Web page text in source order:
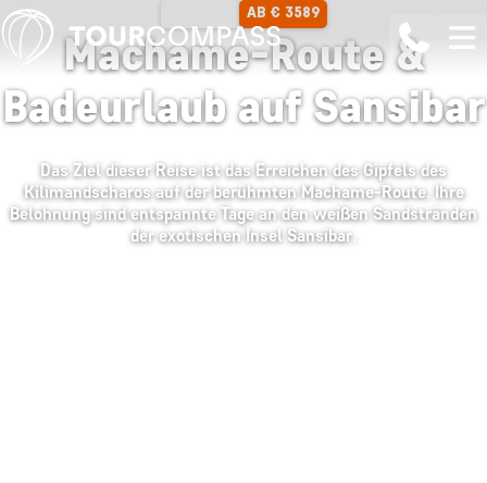
AB € 3589
Machame-Route &
Badeurlaub auf Sansibar
Das Ziel dieser Reise ist das Erreichen des Gipfels des
Kilimandscharos auf der berühmten Machame-Route. Ihre
Belohnung sind entspannte Tage an den weißen Sandstränden
der exotischen Insel Sansibar.